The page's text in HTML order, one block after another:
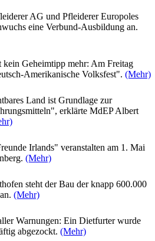
AG und Pfleiderer Europoles
eine Verbund-Ausbildung an.
kein Geheimtipp mehr: Am Freitag
Amerikanische Volksfest". (Mehr)
Land ist Grundlage zur
erklärte MdEP Albert
Irlands" veranstalten am 1. Mai
(Mehr)
steht der Bau der knapp 600.000
(Mehr)
Warnungen: Ein Dietfurter wurde
abgezockt. (Mehr)